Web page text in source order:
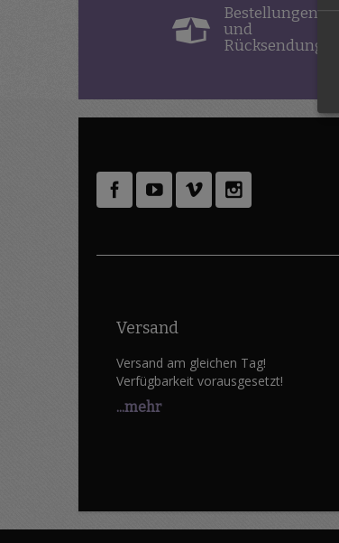
Bestellungen
und
Rücksendungen
Versand
Versand am gleichen Tag!
Verfügbarkeit vorausgesetzt!
...mehr